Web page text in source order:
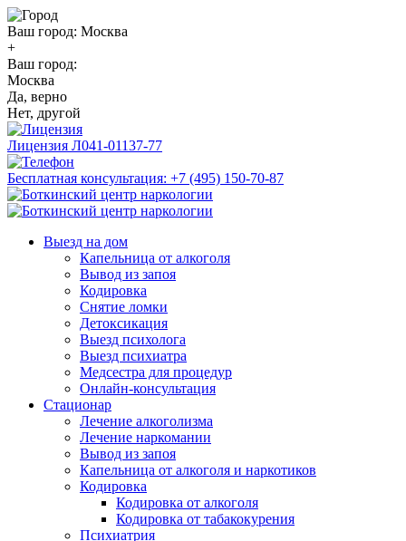
Ваш город: Москва
+
Ваш город:
Москва
Да, верно
Нет, другой
Лицензия Л041-01137-77
Бесплатная консультация: +7 (495) 150-70-87
Выезд на дом
Капельница от алкоголя
Вывод из запоя
Кодировка
Снятие ломки
Детоксикация
Выезд психолога
Выезд психиатра
Медсестра для процедур
Онлайн-консультация
Стационар
Лечение алкоголизма
Лечение наркомании
Вывод из запоя
Капельница от алкоголя и наркотиков
Кодировка
Кодировка от алкоголя
Кодировка от табакокурения
Психиатрия